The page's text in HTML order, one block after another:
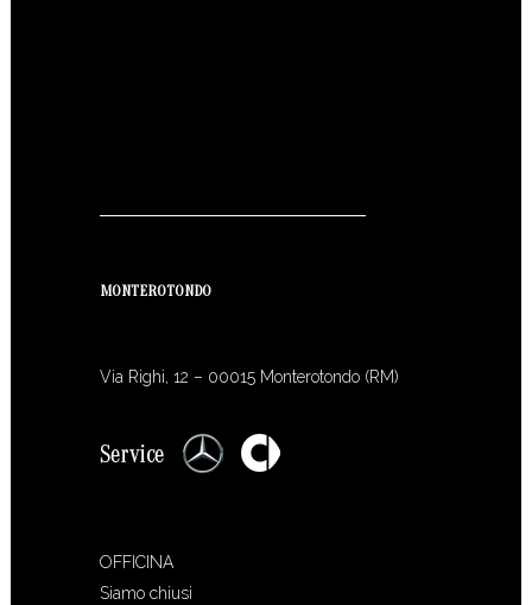
MONTEROTONDO
Via Righi, 12 – 00015 Monterotondo (RM)
OFFICINA
Siamo chiusi